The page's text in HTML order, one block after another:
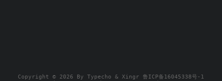
Copyright © 2026 By Typecho & Xingr
鲁ICP备16045338号-1